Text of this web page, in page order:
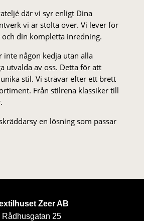
där vi syr enligt Dina
vi är stolta över. Vi lever för
och din kompletta inredning.
någon kedja utan alla
utvalda av oss. Detta för att
stil. Vi strä­var efter ett brett
Från stil­rena klas­siker till
en lösning som passar
Zeer AB
Rådhusgatan 25